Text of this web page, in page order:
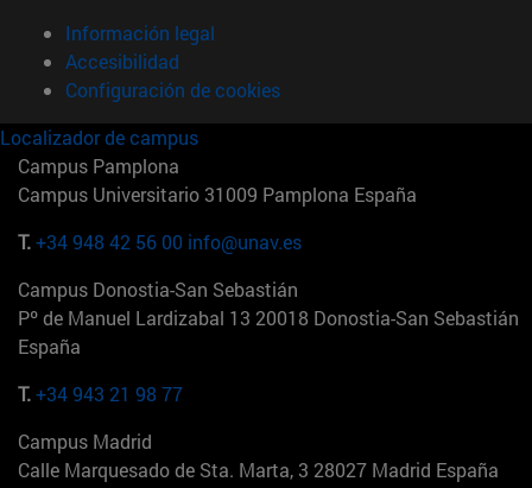
Información legal
Accesibilidad
Configuración de cookies
Localizador de campus
Campus Pamplona
Campus Universitario 31009 Pamplona España
T.+34 948 42 56 00 info@unav.es
Campus Donostia-San Sebastián
Pº de Manuel Lardizabal 13 20018 Donostia-San Sebastián
España
T.+34 943 21 98 77
Campus Madrid
Calle Marquesado de Sta. Marta, 3 28027 Madrid España